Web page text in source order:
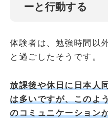
ーと行動する
体験者は、勉強時間以
と過ごしたそうです。
放課後や休日に日本人
は多いですが、このよ
のコミュニケーション